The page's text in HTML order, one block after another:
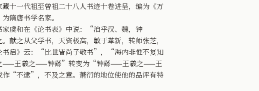
十一代祖至曾祖二十八人书迹十卷进呈，编为《万
隋唐书学名家。
虞和在《论书表》中说：“洎乎汉、魏，钟
献之从父学书，天资极高，敏于革新，转师张芝，
书启》云：“比世皆尚子敬书”，“海内非惟不复知
之——王羲之——钟繇”转变为“钟繇——王羲之——王
“不逮”，不及之意。萧衍的地位使他的品评有特